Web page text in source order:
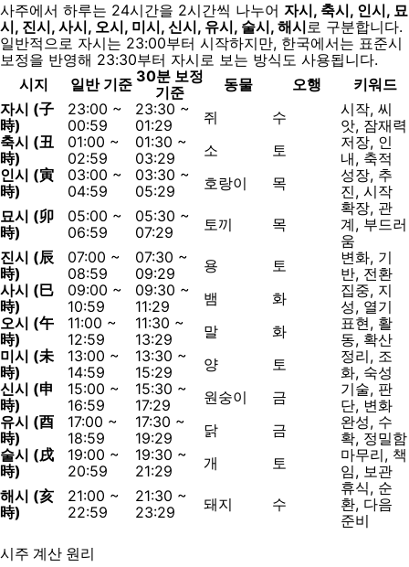
사주에서 하루는 24시간을 2시간씩 나누어 자시, 축시, 인시, 묘
시, 진시, 사시, 오시, 미시, 신시, 유시, 술시, 해시로 구분합니다.
일반적으로 자시는 23:00부터 시작하지만, 한국에서는 표준시
보정을 반영해 23:30부터 자시로 보는 방식도 사용됩니다.
시지
일반 기준 30분 보정
기준
동물 오행
키워드
자시 (子
時)
23:00 ~
00:59
23:30 ~
01:29
쥐 수
시작, 씨
앗, 잠재력
축시 (丑
時)
01:00 ~
02:59
01:30 ~
03:29
소 토
저장, 인
내, 축적
인시 (寅
時)
03:00 ~
04:59
03:30 ~
05:29
호랑이 목
성장, 추
진, 시작
묘시 (卯
時)
05:00 ~
06:59
05:30 ~
07:29
토끼 목
확장, 관
계, 부드러
움
진시 (辰
時)
07:00 ~
08:59
07:30 ~
09:29
용 토
변화, 기
반, 전환
사시 (巳
時)
09:00 ~
10:59
09:30 ~
11:29
뱀 화
집중, 지
성, 열기
오시 (午
時)
11:00 ~
12:59
11:30 ~
13:29
말 화
표현, 활
동, 확산
미시 (未
時)
13:00 ~
14:59
13:30 ~
15:29
양 토
정리, 조
화, 숙성
신시 (申
時)
15:00 ~
16:59
15:30 ~
17:29
원숭이 금
기술, 판
단, 변화
유시 (酉
時)
17:00 ~
18:59
17:30 ~
19:29
닭 금
완성, 수
확, 정밀함
술시 (戌
時)
19:00 ~
20:59
19:30 ~
21:29
개 토
마무리, 책
임, 보관
해시 (亥
時)
21:00 ~
22:59
21:30 ~
23:29
돼지 수
휴식, 순
환, 다음
준비
시주 계산 원리